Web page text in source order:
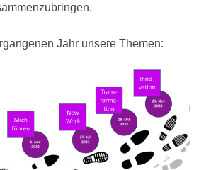
Jahr unsere Themen: